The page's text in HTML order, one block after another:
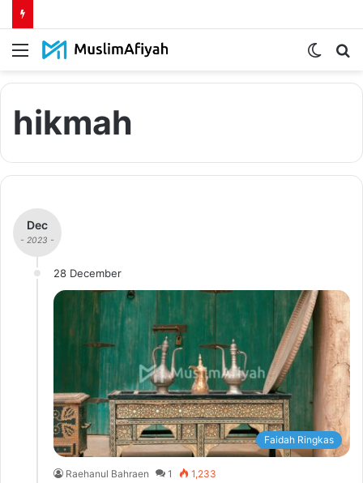
Menu
Switch
hikmah
Dec
- 2023 -
28 December
Faidah Ringkas
Raehanul Bahraen 1 1,233